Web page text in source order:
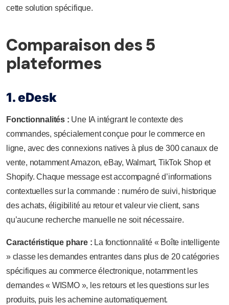
cette solution spécifique.
Comparaison des 5
plateformes
1. eDesk
Fonctionnalités : Une IA intégrant le contexte des
commandes, spécialement conçue pour le commerce en
ligne, avec des connexions natives à plus de 300 canaux de
vente, notamment Amazon, eBay, Walmart, TikTok Shop et
Shopify. Chaque message est accompagné d’informations
contextuelles sur la commande : numéro de suivi, historique
des achats, éligibilité au retour et valeur vie client, sans
qu’aucune recherche manuelle ne soit nécessaire.
Caractéristique phare : La fonctionnalité « Boîte intelligente
» classe les demandes entrantes dans plus de 20 catégories
spécifiques au commerce électronique, notamment les
demandes « WISMO », les retours et les questions sur les
produits, puis les achemine automatiquement.